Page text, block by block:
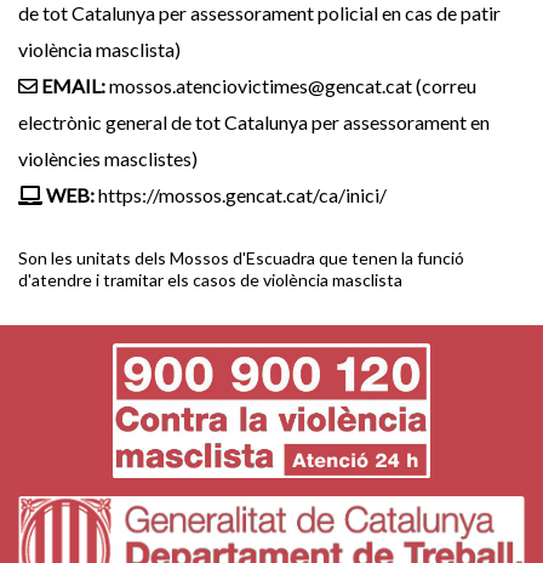
de tot Catalunya per assessorament policial en cas de patir
violència masclista)
EMAIL:mossos.atenciovictimes@gencat.cat (correu
electrònic general de tot Catalunya per assessorament en
violències masclistes)
WEB:https://mossos.gencat.cat/ca/inici/
Son les unitats dels Mossos d'Escuadra que tenen la funció
d'atendre i tramitar els casos de violència masclista